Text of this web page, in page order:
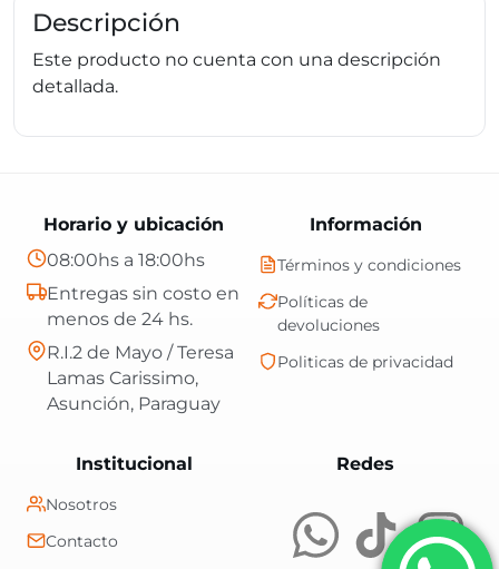
Descripción
Este producto no cuenta con una descripción
detallada.
RedesCentral Shop es
Información
Términos y condiciones
Políticas de
devoluciones
Politicas de privacidad
Institucional
Nosotros
Contacto
Horario y ubicación
08:00hs a 18:00hs
Entregas sin costo en
menos de 24 hs.
R.I.2 de Mayo / Teresa
Lamas Carissimo,
Asunción, Paraguay